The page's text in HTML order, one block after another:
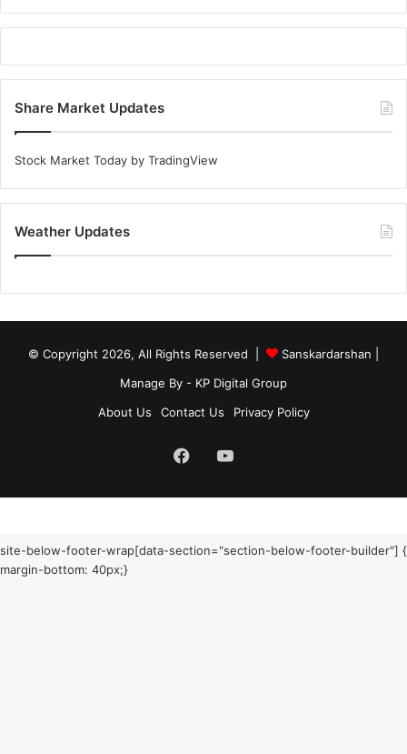
Share Market Updates
Stock Market Today by TradingView
Weather Updates
© Copyright 2026, All Rights Reserved | Sanskardarshan
Manage By - KP Digital Group
About Us
Contact Us Privacy Policy
FacebookYouTube
site-below-footer-wrap[data-section="section-below-footer-builder"] {
margin-bottom: 40px;}